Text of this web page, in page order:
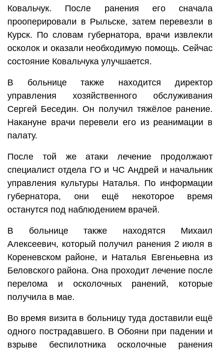
Ковальчук. После ранения его сначала
прооперировали в Рыльске, затем перевезли в
Курск. По словам губернатора, врачи извлекли
осколок и оказали необходимую помощь. Сейчас
состояние Ковальчука улучшается.
В больнице также находится директор
управления хозяйственного обслуживания
Сергей Беседин. Он получил тяжёлое ранение.
Накануне врачи перевели его из реанимации в
палату.
После той же атаки лечение продолжают
специалист отдела ГО и ЧС Андрей и начальник
управления культуры Наталья. По информации
губернатора, они ещё некоторое время
останутся под наблюдением врачей.
В больнице также находятся Михаил
Алексеевич, который получил ранения 2 июля в
Кореневском районе, и Наталья Евгеньевна из
Беловского района. Она проходит лечение после
перелома и осколочных ранений, которые
получила в мае.
Во время визита в больницу туда доставили ещё
одного пострадавшего. В Обояни при падении и
взрыве беспилотника осколочные ранения